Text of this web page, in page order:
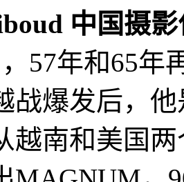
中国摄
57年和65年
战爆发后，
越南和美国